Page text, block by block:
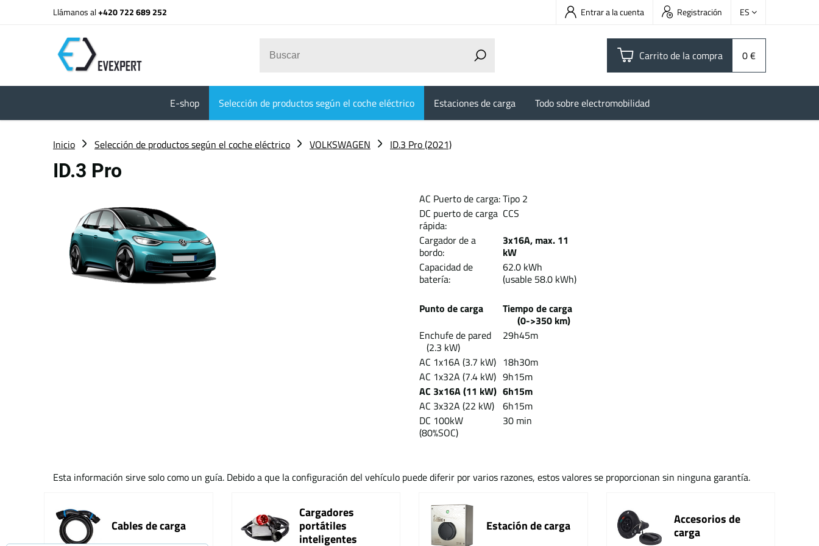
Llámanos al+420 722 689 252 Entrar a la cuenta Registración ES
Carrito de la compra 0 €
E-shop Selección de productos según el coche eléctrico Estaciones de carga Todo sobre electromobilidad
Inicio Selección de productos según el coche eléctrico VOLKSWAGEN ID.3 Pro (2021)
ID.3 Pro
AC Puerto de carga:Tipo 2
DC puerto de carga
rápida:
CCS
Cargador de a
bordo:
3x16A, max. 11
kW
Capacidad de
batería:
62.0 kWh
(usable 58.0 kWh)
Punto de carga
Tiempo de carga
(0->350 km)
Enchufe de pared
(2.3 kW)
29h45m
AC 1x16A (3.7 kW) 18h30m
AC 1x32A (7.4 kW) 9h15m
AC 3x16A (11 kW) 6h15m
AC 3x32A (22 kW)
6h15m
DC 100kW
(80%SOC)
30 min
Esta información sirve solo como un guía. Debido a que la configuración del vehículo puede diferir por varios razones, estos valores se proporcionan sin ninguna garantía.
Cables de carga
Cargadores
portátiles
inteligentes
Estación de carga
Accesorios de
carga